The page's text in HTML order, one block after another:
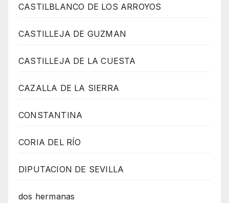
CASTILBLANCO DE LOS ARROYOS
CASTILLEJA DE GUZMAN
CASTILLEJA DE LA CUESTA
CAZALLA DE LA SIERRA
CONSTANTINA
CORIA DEL RÍO
DIPUTACION DE SEVILLA
dos hermanas